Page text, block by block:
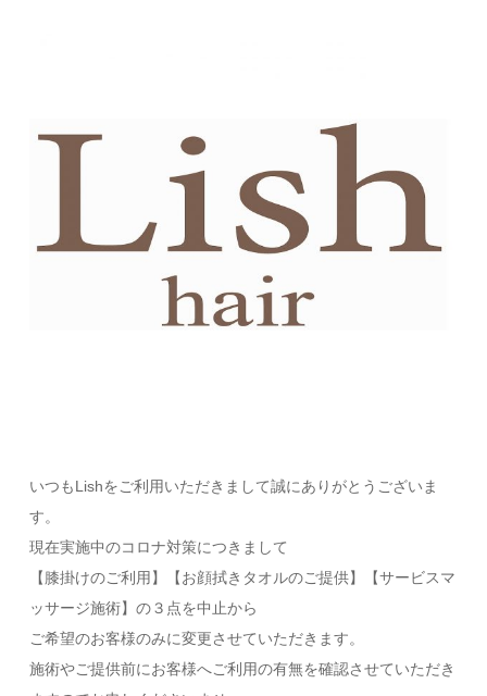
いつもLishをご利用いただきまして誠にありがとうございま
す。
現在実施中のコロナ対策につきまして
【膝掛けのご利用】【お顔拭きタオルのご提供】【サービスマ
ッサージ施術】の３点を中止から
ご希望のお客様のみに変更させていただきます。
施術やご提供前にお客様へご利用の有無を確認させていただき